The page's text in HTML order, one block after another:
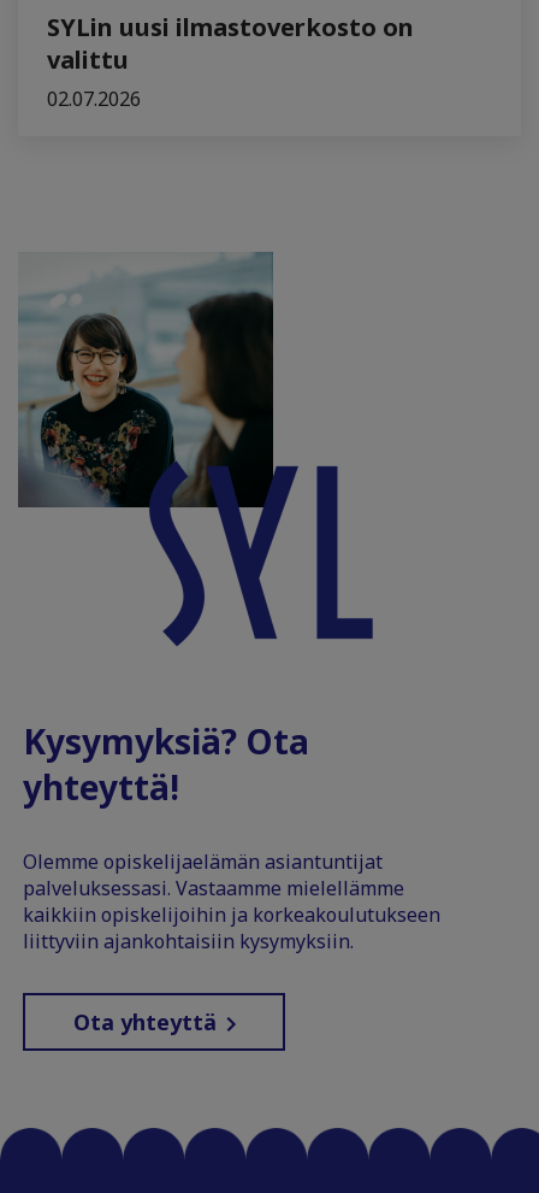
SYLin uusi ilmastoverkosto on
valittu
02.07.2026
Kysymyksiä? Ota
yhteyttä!
Olemme opiskelijaelämän asiantuntijat
palveluksessasi. Vastaamme mielellämme
kaikkiin opiskelijoihin ja korkeakoulutukseen
liittyviin ajankohtaisiin kysymyksiin.
Ota yhteyttä